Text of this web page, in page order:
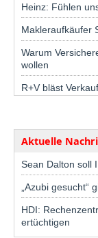
Heinz: Fühlen
Makleraufkäufer
Warum
wollen
R+V bläst
Aktuelle
Sean Dalton soll
„Azubi gesucht“
HDI:
ertüchtigen